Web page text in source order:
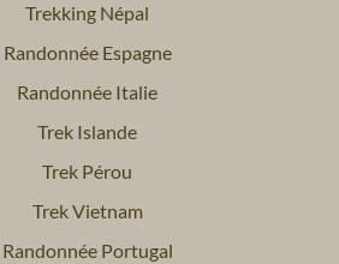
Trekking Népal
Randonnée Espagne
Randonnée Italie
Trek Islande
Trek Pérou
Trek Vietnam
Randonnée Portugal